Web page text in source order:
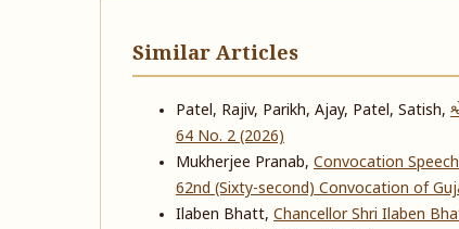
Similar Articles
Patel, Rajiv, Parikh, Ajay, Patel, Satish,
64 No. 2 (2026)
Mukherjee Pranab, Convocation
62nd (Sixty-second) Convocation of
Ilaben Bhatt, Chancellor Shri Ilaben